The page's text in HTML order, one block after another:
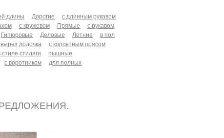
длины Дорогие
с длинным рукавом
с кружевом Прямые
с рукавом
Гипюровые Деловые Летние
в пол
вырез лодочка
с корсетным поясом
стиле стиляги
пышные
с воротником
для полных